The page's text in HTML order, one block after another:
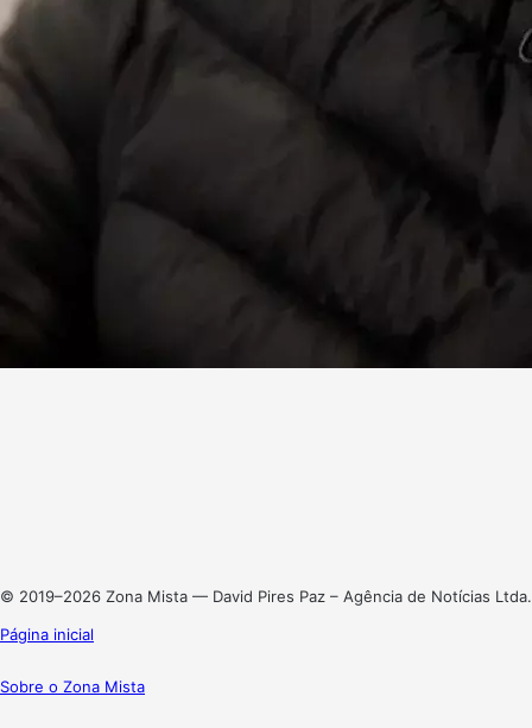
© 2019–2026 Zona Mista — David Pires Paz – Agência de Notícias Ltda.
Página inicial
Sobre o Zona Mista